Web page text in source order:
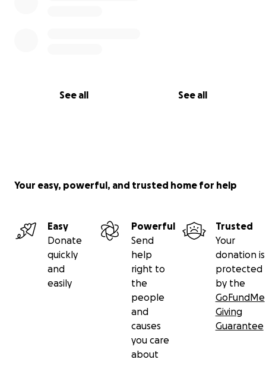
See all See all
Your easy, powerful, and trusted home for help
Easy
Donate
quickly
and
easily
Powerful
Send
help
right to
the
people
and
causes
you care
about
Trusted
Your
donation is
protected
by the
GoFundMe
Giving
Guarantee